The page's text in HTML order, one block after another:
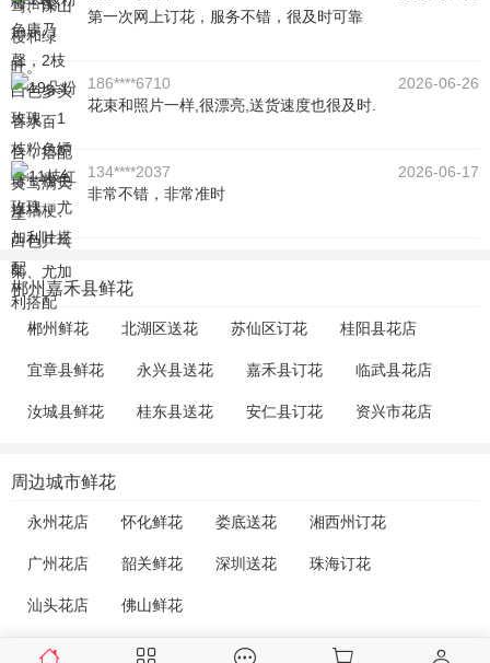
第一次网上订花，服务不错，很及时可靠
186****6710
2026-06-26
花束和照片一样,很漂亮,送货速度也很及时.
134****2037
2026-06-17
非常不错，非常准时
郴州嘉禾县鲜花
郴州鲜花 北湖区送花 苏仙区订花 桂阳县花店
宜章县鲜花 永兴县送花 嘉禾县订花 临武县花店
汝城县鲜花 桂东县送花 安仁县订花 资兴市花店
周边城市鲜花
永州花店 怀化鲜花 娄底送花 湘西州订花
广州花店 韶关鲜花 深圳送花 珠海订花
汕头花店 佛山鲜花